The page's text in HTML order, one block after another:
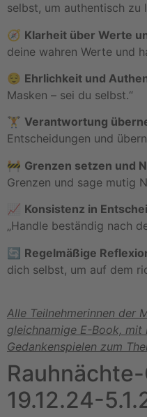
selbst, um authentisch zu
🧭 Klarheit über Werte
deine wahren Werte und
😌 Ehrlichkeit und
Masken – sei du selbst.“
🏋️ Verantwortung
Entscheidungen und
🚧 Grenzen setzen und
Grenzen und sage mutig
📈 Konsistenz in
„Handle beständig nach
🔄 Regelmäßige
dich selbst, um auf dem
Alle Teilnehmerinnen der
gleichnamige E-Book, mit
Gedankenspielen zum
19.12.24-